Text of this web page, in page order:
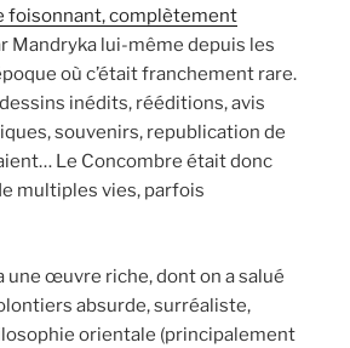
foisonnant, complètement
Mandryka lui-même depuis les
où c’était franchement rare.
inédits, rééditions, avis
souvenirs, republication de
Le Concombre était donc
multiples vies, parfois
une œuvre riche, dont on a salué
absurde, surréaliste,
orientale (principalement